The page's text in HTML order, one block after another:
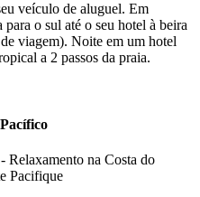
veículo de aluguel. Em
o sul até o seu hotel à beira
viagem). Noite em um hotel
a 2 passos da praia.